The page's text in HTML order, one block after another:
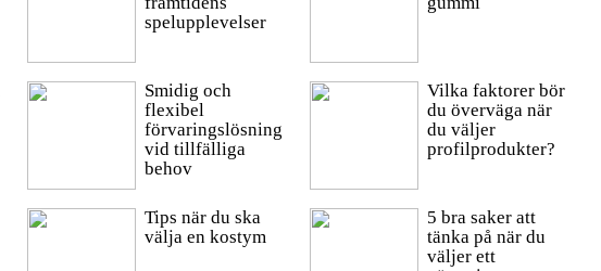
spelupplevelser
Smidig och
flexibel
förvaringslösning
vid tillfälliga
behov
Tips när du ska
välja en kostym
Vilka faktorer bör
du överväga när
du väljer
profilprodukter?
5 bra saker att
tänka på när du
väljer ett